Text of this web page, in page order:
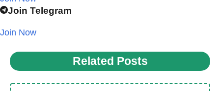
Join Telegram
Join Now
Related Posts